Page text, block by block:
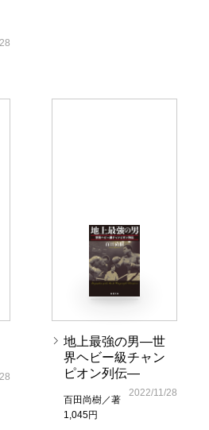
地上最強の男―世
界ヘビー級チャン
ピオン列伝―
百田尚樹／著
1,045円
2022/11/28